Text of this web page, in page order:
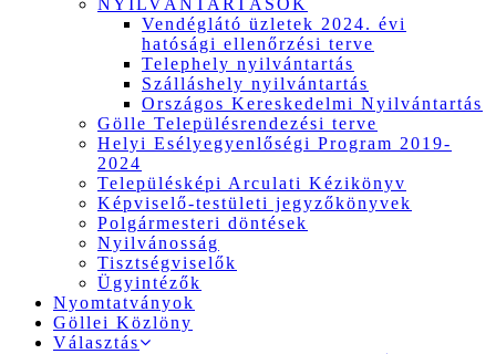
NYILVÁNTARTÁSOK
Vendéglátó üzletek 2024. évi
hatósági ellenőrzési terve
Telephely nyilvántartás
Szálláshely nyilvántartás
Országos Kereskedelmi Nyilvántartás
Gölle Településrendezési terve
Helyi Esélyegyenlőségi Program 2019-
2024
Településképi Arculati Kézikönyv
Képviselő-testületi jegyzőkönyvek
Polgármesteri döntések
Nyilvánosság
Tisztségviselők
Ügyintézők
Nyomtatványok
Göllei Közlöny
Választás